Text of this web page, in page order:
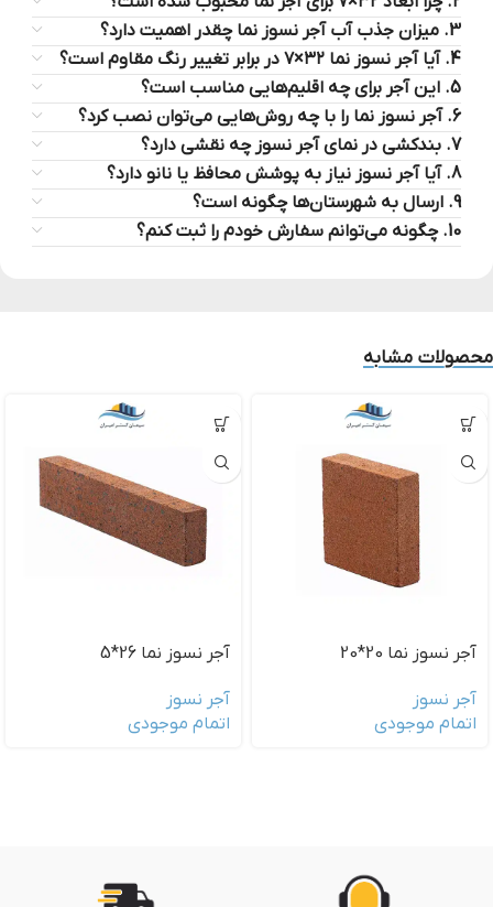
3. میزان جذب آب آجر نسوز نما چقدر اهمیت دارد؟
4. آیا آجر نسوز نما ۳۲×۷ در برابر تغییر رنگ مقاوم است؟
5. این آجر برای چه اقلیم‌هایی مناسب است؟
6. آجر نسوز نما را با چه روش‌هایی می‌توان نصب کرد؟
7. بندکشی در نمای آجر نسوز چه نقشی دارد؟
8. آیا آجر نسوز نیاز به پوشش محافظ یا نانو دارد؟
9. ارسال به شهرستان‌ها چگونه است؟
10. چگونه می‌توانم سفارش خودم را ثبت کنم؟
محصولات مشابه
آجر نسوز نما 20*20
آجر نسوز
اتمام موجودی
آجر نسوز نما 26*5
آجر نسوز
اتمام موجودی